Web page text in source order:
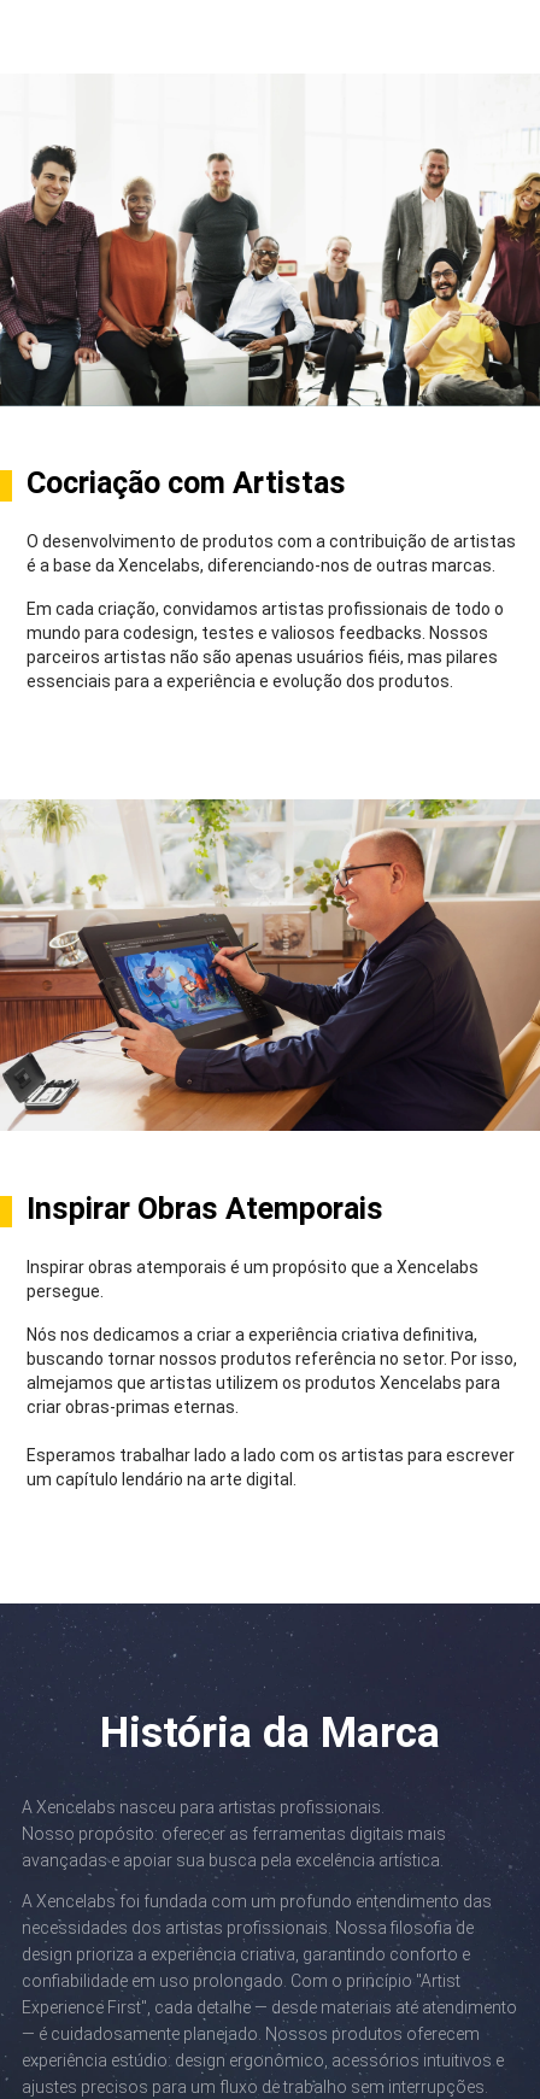
Cocriação com Artistas
O desenvolvimento de produtos com a contribuição de artistas
é a base da Xencelabs, diferenciando-nos de outras marcas.
Em cada criação, convidamos artistas profissionais de todo o
mundo para codesign, testes e valiosos feedbacks. Nossos
parceiros artistas não são apenas usuários fiéis, mas pilares
essenciais para a experiência e evolução dos produtos.
Inspirar Obras Atemporais
Inspirar obras atemporais é um propósito que a Xencelabs
persegue.
Nós nos dedicamos a criar a experiência criativa definitiva,
buscando tornar nossos produtos referência no setor. Por isso,
almejamos que artistas utilizem os produtos Xencelabs para
criar obras-primas eternas.
Esperamos trabalhar lado a lado com os artistas para escrever
um capítulo lendário na arte digital.
História da Marca
A Xencelabs nasceu para artistas profissionais.
Nosso propósito: oferecer as ferramentas digitais mais
avançadas e apoiar sua busca pela excelência artística.
A Xencelabs foi fundada com um profundo entendimento das
necessidades dos artistas profissionais. Nossa filosofia de
design prioriza a experiência criativa, garantindo conforto e
confiabilidade em uso prolongado. Com o princípio "Artist
Experience First", cada detalhe — desde materiais até atendimento
— é cuidadosamente planejado. Nossos produtos oferecem
experiência estúdio: design ergonômico, acessórios intuitivos e
ajustes precisos para um fluxo de trabalho sem interrupções.